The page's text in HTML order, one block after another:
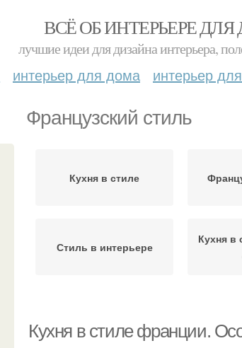
ВСЁ ОБ ИНТЕРЬЕРЕ
лучшие идеи для дизайна интерьера,
интерьер для дома интерьер
Французский стиль
Кухня в стиле
Стиль в интерьере
Кухня в
Кухня в стиле франции.